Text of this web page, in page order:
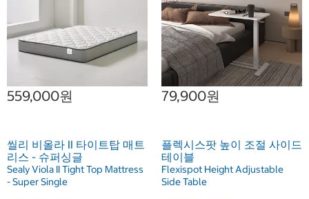
559,000원
씰리 비올라 II 타이트탑 매트
리스 - 슈퍼싱글
Sealy Viola II Tight Top Mattress
- Super Single
79,900원
플렉시스팟 높이 조절 사이드
테이블
Flexispot Height Adjustable
Side Table